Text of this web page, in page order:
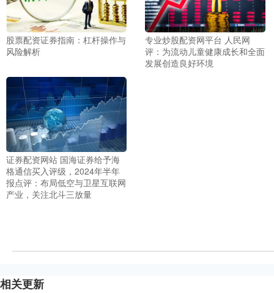
股票配资证券指南：杠杆操作与
风险解析
专业炒股配资网平台 人民网
评：为流动儿童健康成长和全面
发展创造良好环境
证券配资网站 国海证券给予海
格通信买入评级，2024年半年
报点评：布局低空与卫星互联网
产业，关注北斗三放量
相关更新